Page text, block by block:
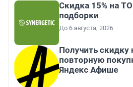
Скидка 15% на
подборки
До 6 августа, 2026
Получить скидку
повторную
Яндекс Афише